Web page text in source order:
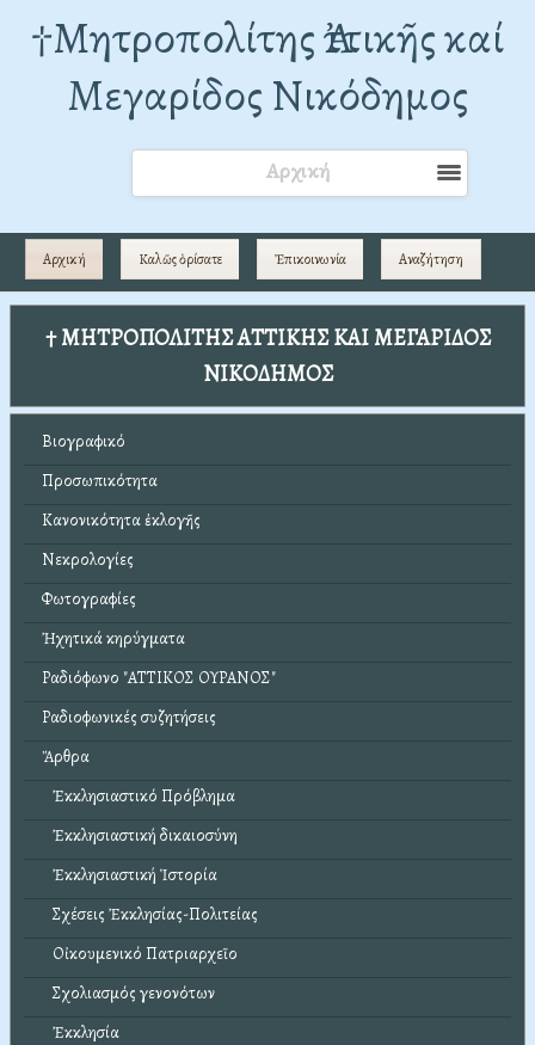
†Mητροπολίτης Ἀττικῆς καί
Μεγαρίδος Νικόδημος
Αρχική
Αρχική Καλῶς ὁρίσατε Ἐπικοινωνία Αναζήτηση
† ΜΗΤΡΟΠΟΛΙΤΗΣ ΑΤΤΙΚΗΣ ΚΑΙ ΜΕΓΑΡΙΔΟΣ
ΝΙΚΟΔΗΜΟΣ
Βιογραφικό
Προσωπικότητα
Κανονικότητα ἐκλογῆς
Νεκρολογίες
Φωτογραφίες
Ἠχητικά κηρύγματα
Ραδιόφωνο "ΑΤΤΙΚΟΣ ΟΥΡΑΝΟΣ"
Ραδιοφωνικές συζητήσεις
Ἄρθρα
Ἐκκλησιαστικό Πρόβλημα
Ἐκκλησιαστική δικαιοσύνη
Ἐκκλησιαστική Ἱστορία
Σχέσεις Ἐκκλησίας-Πολιτείας
Οἰκουμενικό Πατριαρχεῖο
Σχολιασμός γενονότων
Ἐκκλησία